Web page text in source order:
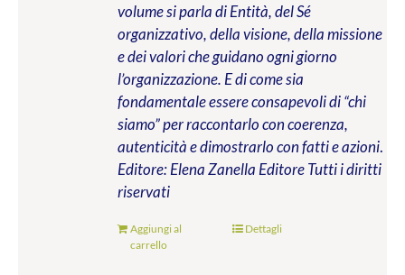
volume si parla di Entità, del Sé
organizzativo, della visione, della missione
e dei valori che guidano ogni giorno
l’organizzazione. E di come sia
fondamentale essere consapevoli di “chi
siamo” per raccontarlo con coerenza,
autenticità e dimostrarlo con fatti e azioni.
Editore: Elena Zanella EditoreTutti i diritti
riservati
Aggiungi al
carrello
Dettagli